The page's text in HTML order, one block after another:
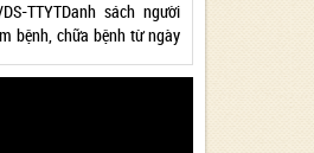
TTYTDanh sách người
bệnh, chữa bệnh từ ngày